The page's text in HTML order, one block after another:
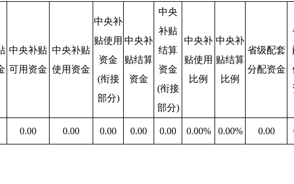
中央补贴
可用资金
中央补贴
使用资金
中央补
贴使用
资金
(衔接
部分)
中央补
贴结算
资金
中央
补贴
结算
资金
(衔接
部分)
中央补
贴使用
比例
中央补
贴结算
比例
省级配套
分配资金
0.00 0.00 0.00 0.00 0.00 0.00% 0.00% 0.00